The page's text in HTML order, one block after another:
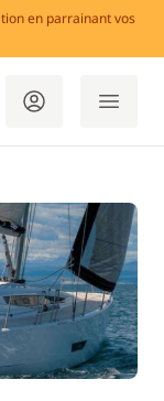
en parrainant vos